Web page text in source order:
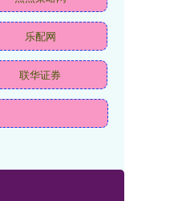
乐配网
联华证券